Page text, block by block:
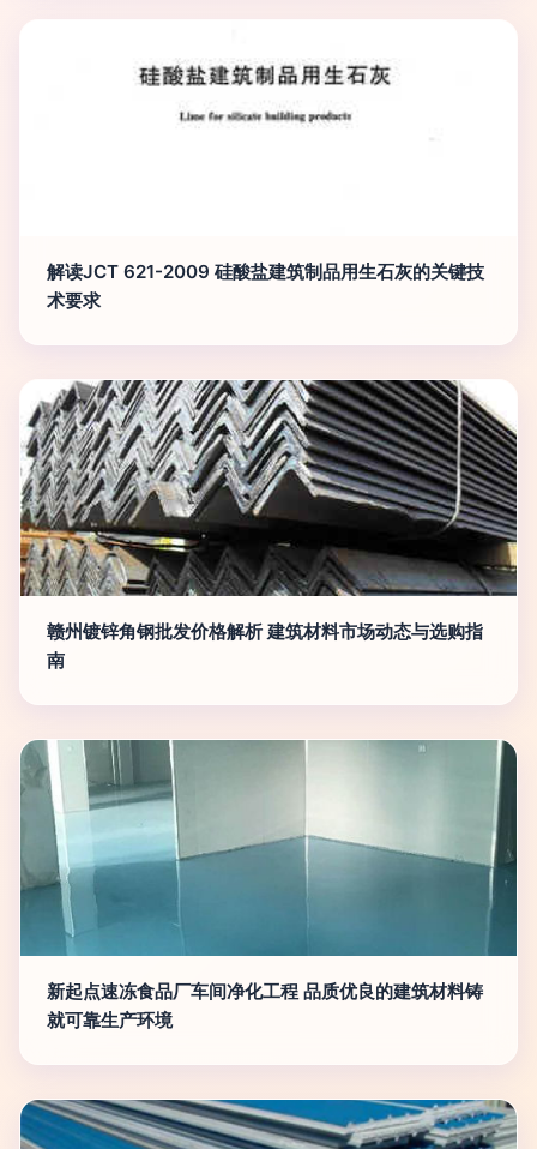
解读JCT 621-2009 硅酸盐建筑制品用生石灰的关键技
术要求
赣州镀锌角钢批发价格解析 建筑材料市场动态与选购指
南
新起点速冻食品厂车间净化工程 品质优良的建筑材料铸
就可靠生产环境